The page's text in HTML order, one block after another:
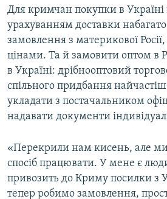
Для кримчан покупки в Україні
урахуванням доставки
замовлення з материкової
цінами. Та й замовити оптом в
в Україні: дрібнооптовий
спільного придбання
укладати з постачальником
надавати документи
«Перекрили нам кисень, але
спосіб працювати. У мене є
привозить до Криму посилки з
тепер робимо замовлення,